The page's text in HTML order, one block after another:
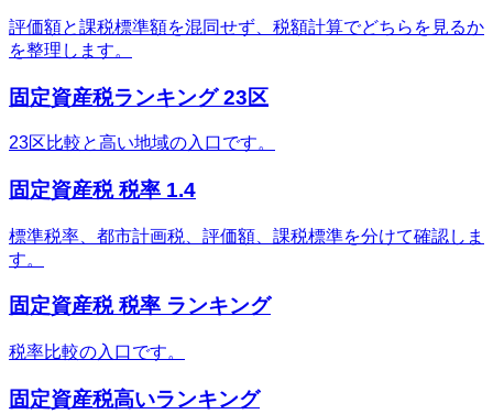
評価額と課税標準額を混同せず、税額計算でどちらを見るか
を整理します。
固定資産税ランキング 23区
23区比較と高い地域の入口です。
固定資産税 税率 1.4
標準税率、都市計画税、評価額、課税標準を分けて確認しま
す。
固定資産税 税率 ランキング
税率比較の入口です。
固定資産税高いランキング